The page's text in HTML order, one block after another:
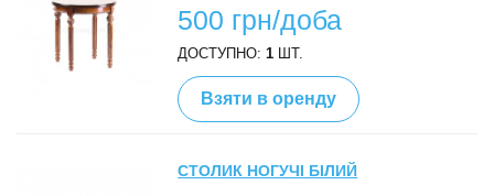
500 грн/доба
ДОСТУПНО:1 ШТ.
Взяти в оренду
СТОЛИК НОГУЧІ БІЛИЙ